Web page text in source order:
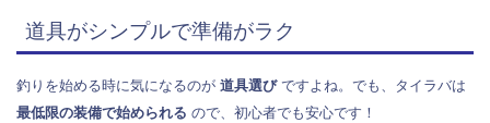
道具がシンプルで準備がラク
釣りを始める時に気になるのが 道具選びですよね。でも、タイラバは
最低限の装備で始められる ので、初心者でも安心です！